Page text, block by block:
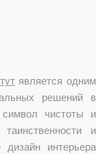
тутявляется одним
решений в
чистоты и
и
интерьера